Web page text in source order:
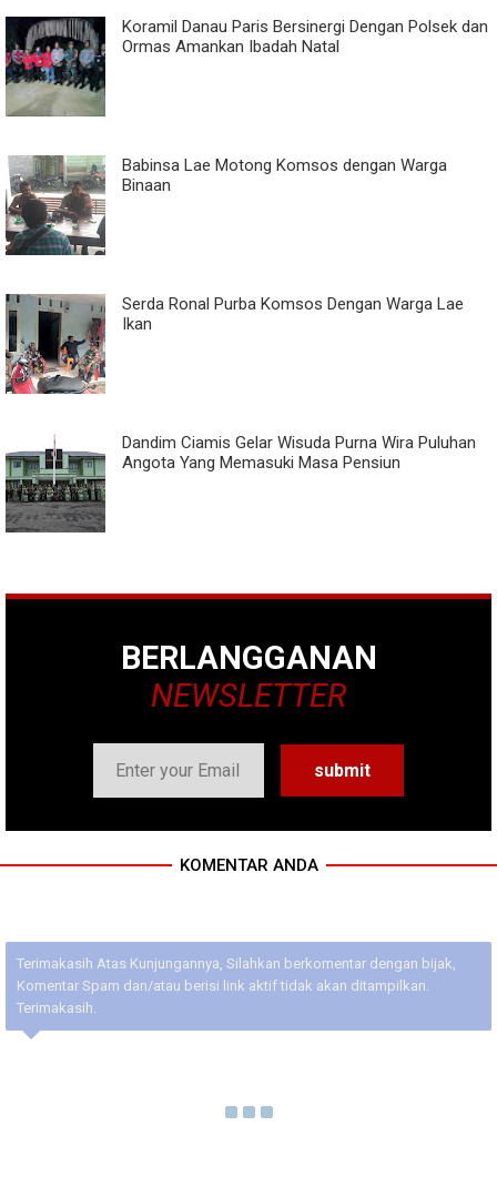
Koramil Danau Paris Bersinergi Dengan Polsek dan
Ormas Amankan Ibadah Natal
Babinsa Lae Motong Komsos dengan Warga
Binaan
Serda Ronal Purba Komsos Dengan Warga Lae
Ikan
Dandim Ciamis Gelar Wisuda Purna Wira Puluhan
Angota Yang Memasuki Masa Pensiun
BERLANGGANAN
NEWSLETTER
KOMENTAR ANDA
Terimakasih Atas Kunjungannya, Silahkan berkomentar dengan bijak,
Komentar Spam dan/atau berisi link aktif tidak akan ditampilkan.
Terimakasih.